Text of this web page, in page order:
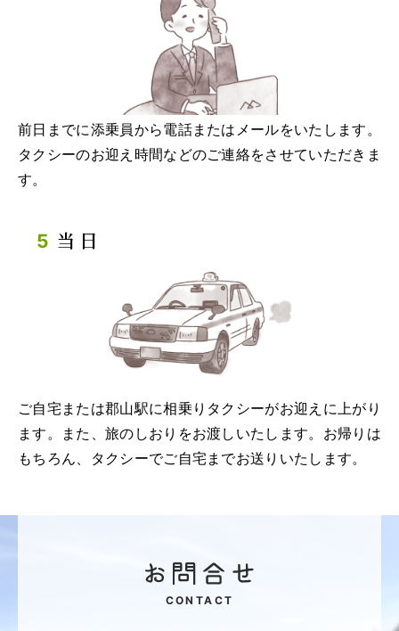
前日までに添乗員から電話またはメールをいたします。
タクシーのお迎え時間などのご連絡をさせていただきま
す。
当日
ご自宅または郡山駅に相乗りタクシーがお迎えに上がり
ます。また、旅のしおりをお渡しいたします。お帰りは
もちろん、タクシーでご自宅までお送りいたします。
CONTACT